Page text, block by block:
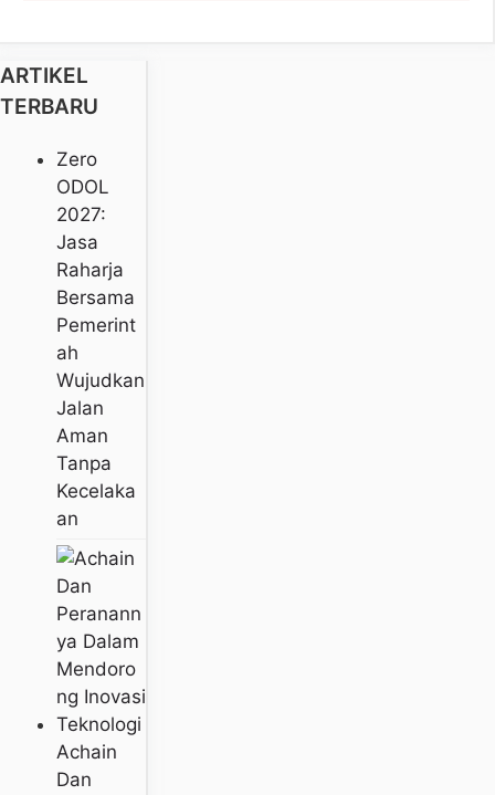
ARTIKEL
TERBARU
Zero
ODOL
2027:
Jasa
Raharja
Bersama
Pemerint
Ah
Wujudkan
Jalan
Aman
Tanpa
Kecelaka
An
Achain
Dan